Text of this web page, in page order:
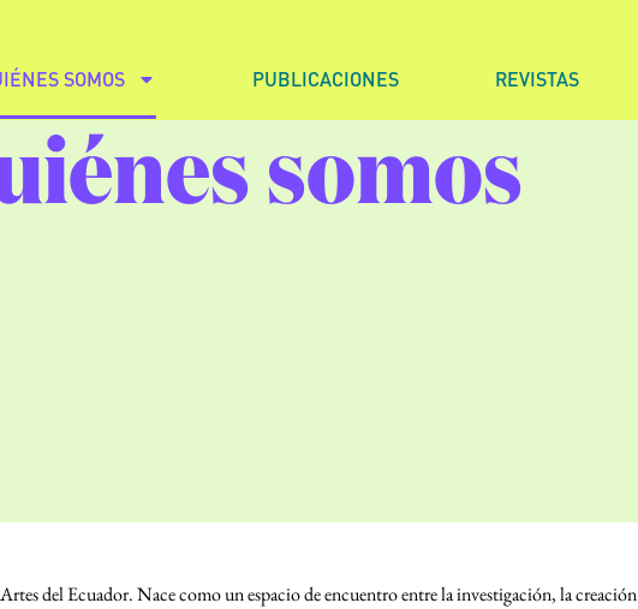
SOMOS PUBLICACIONES REVISTAS
somos
del Ecuador. Nace como un espacio de encuentro entre la investigación, la